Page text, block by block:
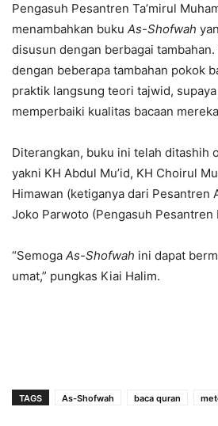
Pengasuh Pesantren Ta’mirul
menambahkan buku As-Shofwah
disusun dengan berbagai
dengan beberapa tambahan pokok
praktik langsung teori tajwid,
memperbaiki kualitas bacaan
Diterangkan, buku ini telah ditashih
yakni KH Abdul Mu’id, KH Choirul
Himawan (ketiganya dari Pesantren
Joko Parwoto (Pengasuh Pesantren
“Semoga As-Shofwah ini dapat
umat,” pungkas Kiai Halim.
TAGS As-Shofwah baca quran